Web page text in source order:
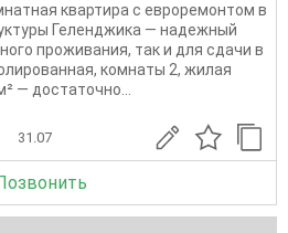
квартира с евроремонтом в
Геленджика — надежный
проживания, так и для сдачи в
комнаты 2, жилая
— достаточно...
31.07